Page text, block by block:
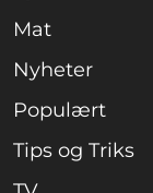
Mat
Nyheter
Populært
Tips og Triks